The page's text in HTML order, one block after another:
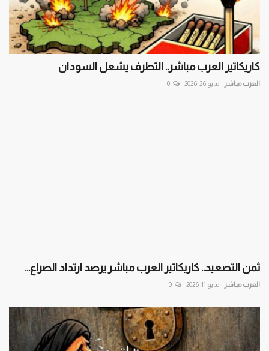
كاريكاتير العرب مباشر.. التطرف يشعل السودان
العرب مباشر مايو 26, 2026 0
ثمن التصعيد.. كاريكاتير العرب مباشر يرصد ارتداد الصراع...
العرب مباشر مايو 11, 2026 0